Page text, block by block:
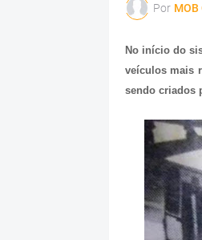
Por MOB
No início do
veículos mais
sendo criados